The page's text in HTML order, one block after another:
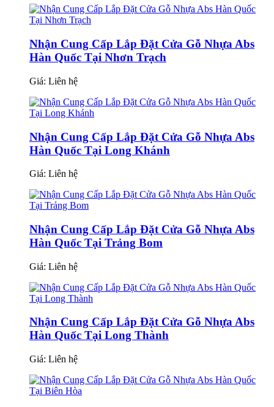
Nhận Cung Cấp Lắp Đặt Cửa Gỗ Nhựa Abs
Hàn Quốc Tại Nhơn Trạch
Giá: Liên hệ
Nhận Cung Cấp Lắp Đặt Cửa Gỗ Nhựa Abs
Hàn Quốc Tại Long Khánh
Giá: Liên hệ
Nhận Cung Cấp Lắp Đặt Cửa Gỗ Nhựa Abs
Hàn Quốc Tại Trảng Bom
Giá: Liên hệ
Nhận Cung Cấp Lắp Đặt Cửa Gỗ Nhựa Abs
Hàn Quốc Tại Long Thành
Giá: Liên hệ